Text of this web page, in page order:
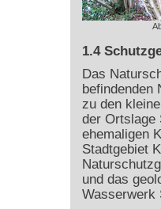
1.4
Das
befindenden
zu den
der Ortslage
ehemaligen
Stadtgebiet
und das